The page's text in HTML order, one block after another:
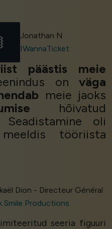
Jonathan N
IWannaTicket
päästis meie
on väga
meie jaoks
hõivatud
oli
tööriista
Dion - Directeur Général
Smile Productions
seeria figuuri